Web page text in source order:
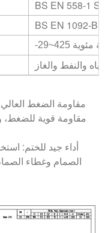
BS EN 558-1 S.1
BS EN 1092-B1
درجة مئوية
والنفط والغاز
مقاومة قوية
الصمام وغطاء